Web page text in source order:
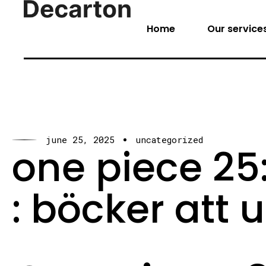
Home Our
june 25, 2025 uncategorized
one piece
: böcker att